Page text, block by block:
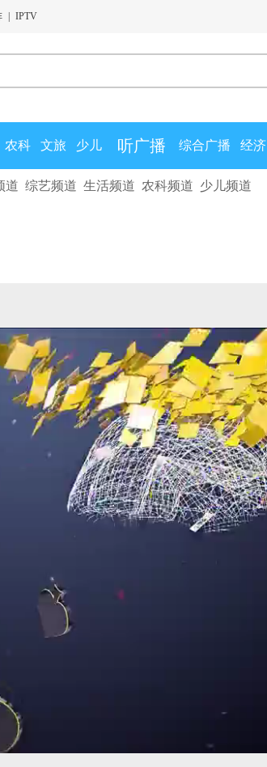
IPTV
农科 文旅 少儿 听广播 综合广播 经济
道 综艺频道 生活频道 农科频道 少儿频道